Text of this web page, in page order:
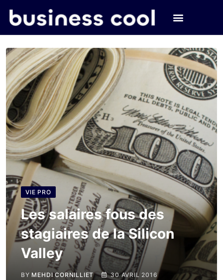
VIE PRO
Les salaires fous des
stagiaires de la Silicon
Valley
BY MEHDI CORNILLIET 30 AVRIL 2016